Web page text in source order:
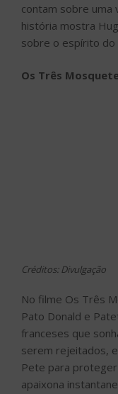
contam sobre uma
história mostra
sobre o espírito do
Os Três
Créditos: Divulgação
No filme Os Três
Pato Donald e
franceses que
serem rejeitados,
Pete para
apaixona